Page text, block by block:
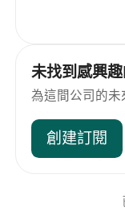
未找到感興
為這間公司的
創建訂閱